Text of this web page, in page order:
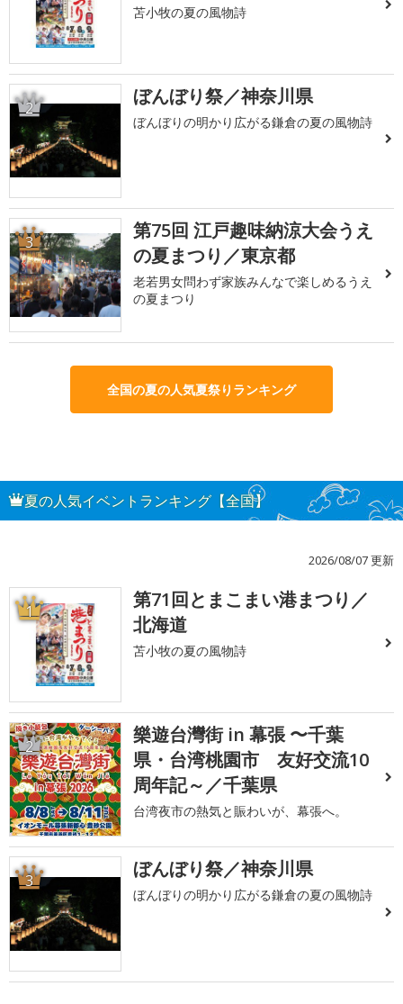
苫小牧の夏の風物詩
2 ぼんぼり祭／神奈川県
ぼんぼりの明かり広がる鎌倉の夏の風物詩
3
第75回 江戸趣味納涼大会うえ
の夏まつり／東京都
老若男女問わず家族みんなで楽しめるうえ
の夏まつり
全国の夏の人気夏祭りランキング
夏の人気イベントランキング【全国】
2026/08/07 更新
1
第71回とまこまい港まつり／
北海道
苫小牧の夏の風物詩
2
樂遊台灣街 in 幕張 〜千葉
県・台湾桃園市 友好交流10
周年記～／千葉県
台湾夜市の熱気と賑わいが、幕張へ。
3 ぼんぼり祭／神奈川県
ぼんぼりの明かり広がる鎌倉の夏の風物詩